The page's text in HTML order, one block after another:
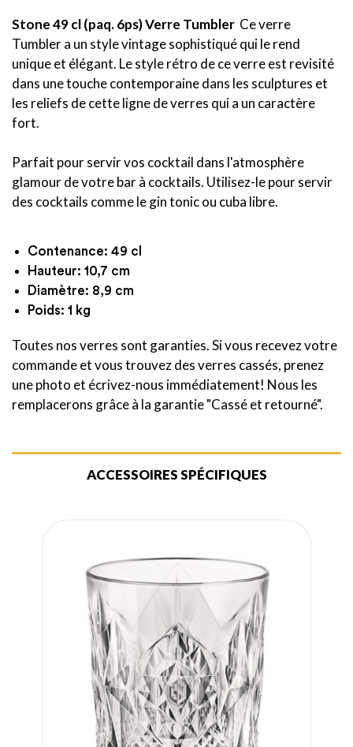
Stone 49 cl (paq. 6ps) Verre Tumbler Ce verre
Tumbler a un style vintage sophistiqué qui le rend
unique et élégant. Le style rétro de ce verre est revisité
dans une touche contemporaine dans les sculptures et
les reliefs de cette ligne de verres qui a un caractère
fort.
Parfait pour servir vos cocktail dans l'atmosphère
glamour de votre bar à cocktails. Utilisez-le pour servir
des cocktails comme le gin tonic ou cuba libre.
Contenance: 49 cl
Hauteur: 10,7 cm
Diamètre: 8,9 cm
Poids: 1 kg
Toutes nos verres sont garanties. Si vous recevez votre
commande et vous trouvez des verres cassés, prenez
une photo et écrivez-nous immédiatement! Nous les
remplacerons grâce à la garantie "Cassé et retourné".
ACCESSOIRES SPÉCIFIQUES